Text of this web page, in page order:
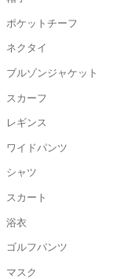
ポケットチーフ
ネクタイ
ブルゾンジャケット
スカーフ
レギンス
ワイドパンツ
シャツ
スカート
浴衣
ゴルフパンツ
マスク